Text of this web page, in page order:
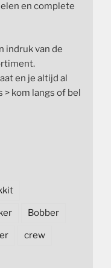
en complete
indruk van de
en je altijd al
kom langs of bel
Bobber
crew